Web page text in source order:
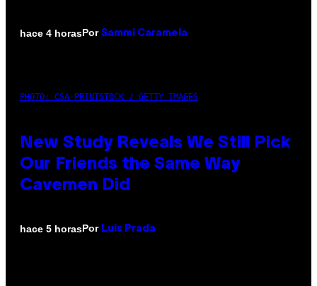
hace 4 horasPor Sammi Caramela
PHOTO: CSA-PRINTSTOCK / GETTY IMAGES
New Study Reveals We Still Pick
Our Friends the Same Way
Cavemen Did
hace 5 horasPor Luis Prada